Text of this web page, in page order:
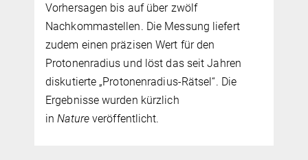
dieser Wellenlänge hat das Licht keinen
Einfluss auf Atome im angeregten Zustand,
kann jedoch weiterhin starke Fallen für
Atome im Grundzustand erzeugen. Die
Ergebnisse, veröffentlicht inPRX Quantum
liefern ein leistungsfähiges neues Werkzeug
für analoge Quantensimulationen und